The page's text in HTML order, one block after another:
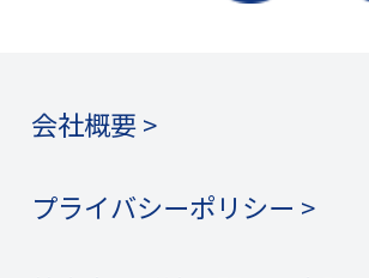
会社概要 >
プライバシーポリシー >